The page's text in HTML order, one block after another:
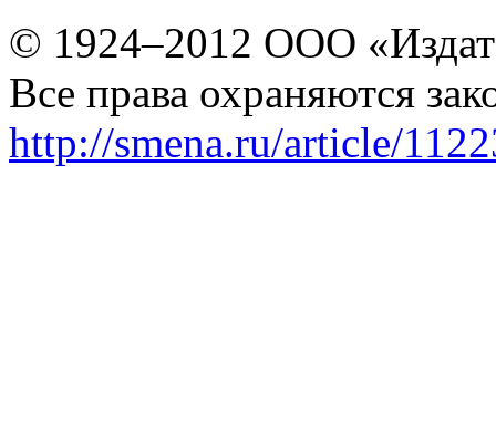
© 1924–2012 ООО
Все права охраняются
http://smena.ru/article/